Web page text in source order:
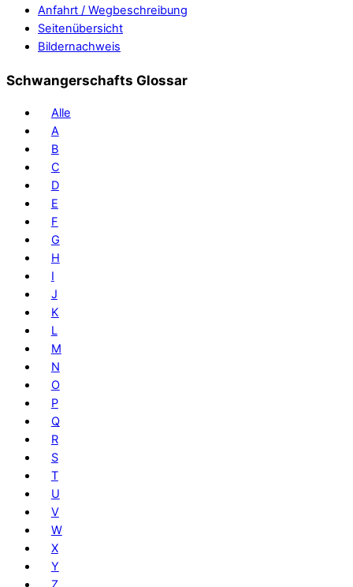
Anfahrt / Wegbeschreibung
Seitenübersicht
Bildernachweis
Schwangerschafts Glossar
Alle
A
B
C
D
E
F
G
H
I
J
K
L
M
N
O
P
Q
R
S
T
U
V
W
X
Y